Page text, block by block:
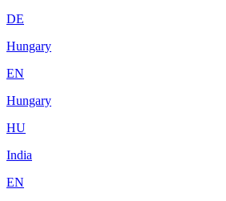
DE
Hungary
EN
Hungary
HU
India
EN